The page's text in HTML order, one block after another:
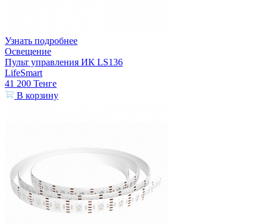
Узнать подробнее
Освещение
Пульт управления ИК LS136
LifeSmart
41 200 Тенге
В корзину